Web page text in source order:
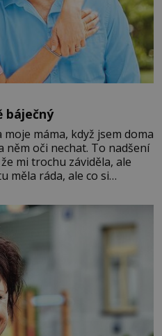
báječný
máma, když jsem doma
oči nechat. To nadšení
mi trochu záviděla, ale
měla ráda, ale co si
byla jiná doba, když